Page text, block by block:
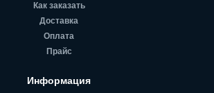
Как заказать
Доставка
Оплата
Прайс
Информация